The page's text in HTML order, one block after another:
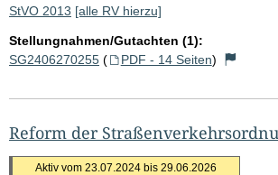
StVO 2013 [alle RV hierzu]
Stellungnahmen/Gutachten (1):
SG2406270255 ( PDF - 14 Seiten)
Reform der
Aktiv vom 23.07.2024 bis 29.06.2026